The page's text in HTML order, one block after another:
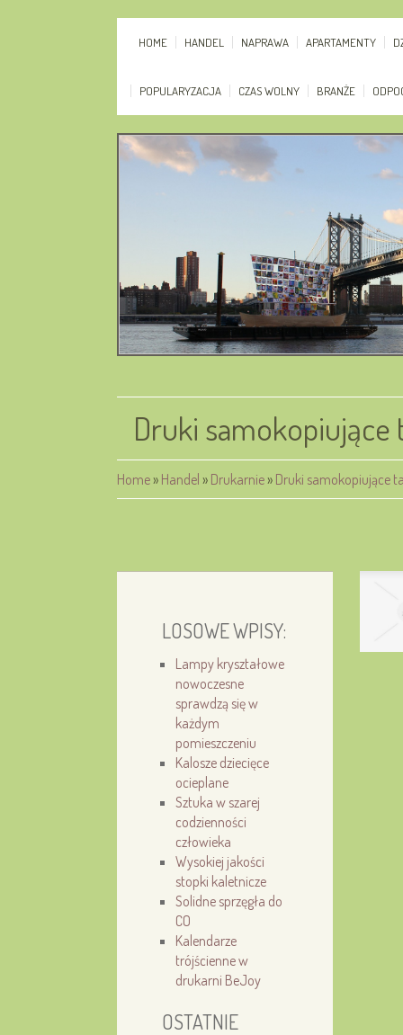
HOME HANDEL NAPRAWA APARTAMENTY
POPULARYZACJA CZAS WOLNY BRANŻE
Druki
Home» Handel » Drukarnie» Druki samokopiujące
LOSOWE WPISY:
Lampy kryształowe
nowoczesne
sprawdzą się w
każdym
pomieszczeniu
Kalosze dziecięce
ocieplane
Sztuka w szarej
codzienności
człowieka
Wysokiej jakości
stopki kaletnicze
Solidne sprzęgła do
CO
Kalendarze
trójścienne w
drukarni BeJoy
OSTATNIE